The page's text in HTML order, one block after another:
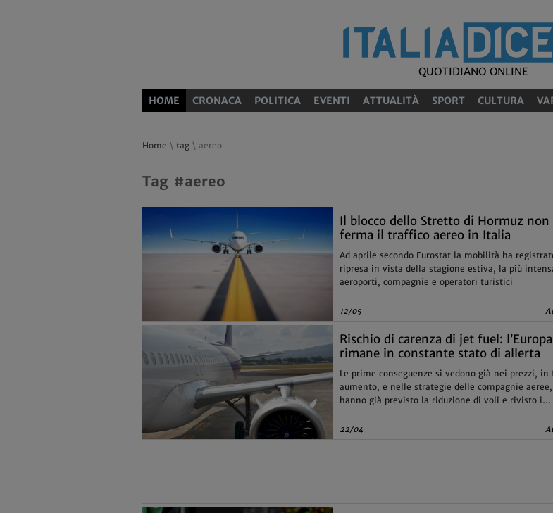
QUOTIDIANO ONLINE
HOME CRONACA POLITICA EVENTI ATTUALITÀ SPORT CULTURA
Home \ tag \ aereo
Tag #aereo
Il blocco dello Stretto di Hormuz non
ferma il traffico aereo in Italia
Ad aprile secondo Eurostat la mobilità ha
ripresa in vista della stagione estiva, la più
aeroporti, compagnie e operatori turistici
12/05
Rischio di carenza di jet fuel: l’Europa
rimane in constante stato di allerta
Le prime conseguenze si vedono già nei prezzi, in
aumento, e nelle strategie delle compagnie aeree, che
hanno già previsto la riduzione di voli e rivisto i
22/04